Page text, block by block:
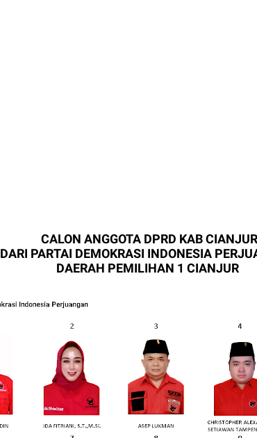
CALON ANGGOTA DPRD KAB CIANJUR
DARI PARTAI DEMOKRASI INDONESIA
DAERAH PEMILIHAN 1 CIANJUR